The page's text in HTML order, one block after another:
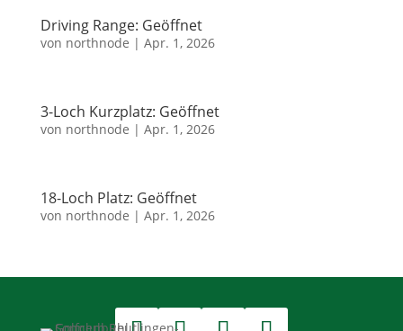
Driving Range: Geöffnet
von northnode | Apr. 1, 2026
3-Loch Kurzplatz: Geöffnet
von northnode | Apr. 1, 2026
18-Loch Platz: Geöffnet
von northnode | Apr. 1, 2026